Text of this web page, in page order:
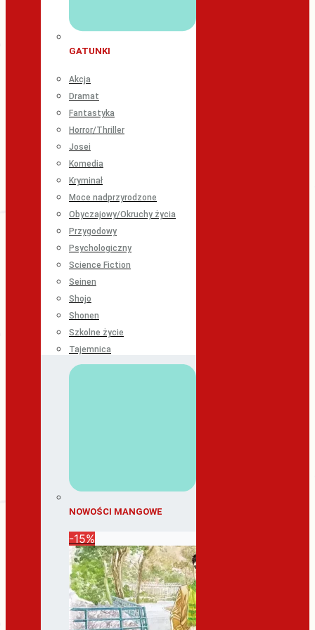
GATUNKI
Akcja
Dramat
Fantastyka
Horror/Thriller
Josei
Komedia
Kryminał
Moce nadprzyrodzone
Obyczajowy/Okruchy życia
Przygodowy
Psychologiczny
Science Fiction
Seinen
Shojo
Shonen
Szkolne życie
Tajemnica
NOWOŚCI MANGOWE
-15%